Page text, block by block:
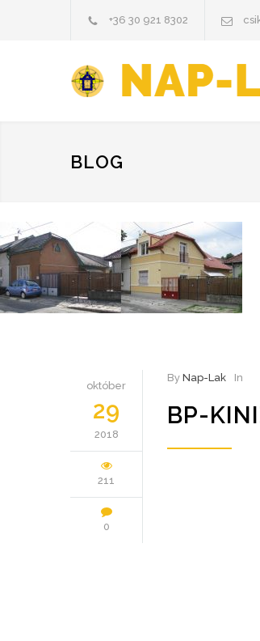
+36 30 921 8302
BLOG
október
29
2018
211
0
By Nap-Lak In
BP-